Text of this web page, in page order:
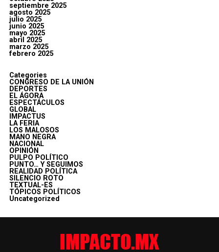
septiembre 2025
agosto 2025
julio 2025
junio 2025
mayo 2025
abril 2025
marzo 2025
febrero 2025
Categories
CONGRESO DE LA UNIÓN
DEPORTES
EL ÁGORA
ESPECTÁCULOS
GLOBAL
IMPACTUS
LA FERIA
LOS MALOSOS
MANO NEGRA
NACIONAL
OPINIÓN
PULPO POLÍTICO
PUNTO… Y SEGUIMOS
REALIDAD POLÍTICA
SILENCIO ROTO
TEXTUAL-ES
TÓPICOS POLÍTICOS
Uncategorized